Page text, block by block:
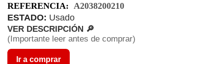
REFERENCIA: A2038200210
ESTADO: Usado
VER DESCRIPCIÓN 🔎
(Importante leer antes de comprar)
Ir a comprar